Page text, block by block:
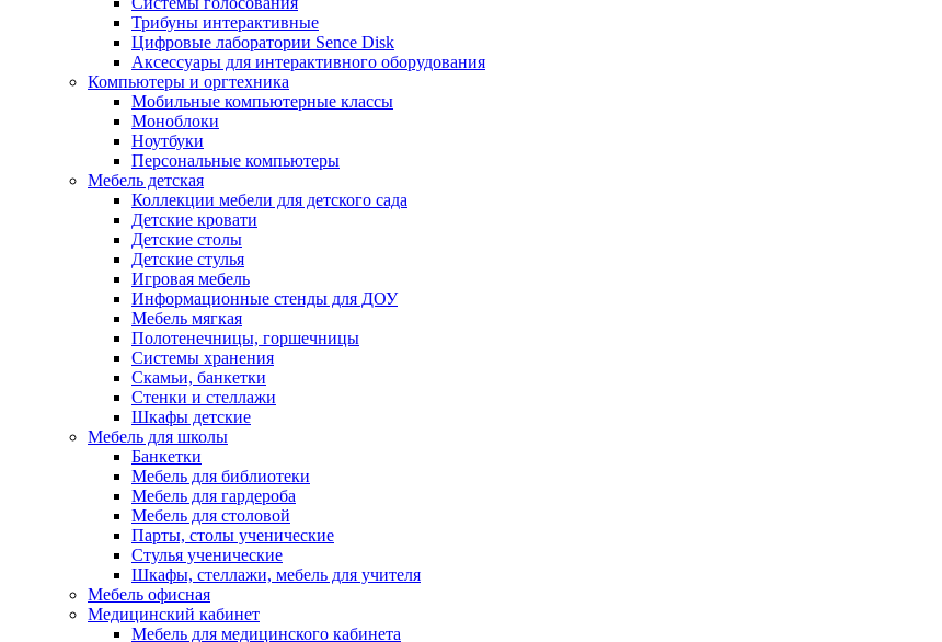
Трибуны интерактивные
Цифровые лаборатории Sence Disk
Аксессуары для интерактивного оборудования
Компьютеры и оргтехника
Мобильные компьютерные классы
Моноблоки
Ноутбуки
Персональные компьютеры
Мебель детская
Коллекции мебели для детского сада
Детские кровати
Детские столы
Детские стулья
Игровая мебель
Информационные стенды для ДОУ
Мебель мягкая
Полотенечницы, горшечницы
Системы хранения
Скамьи, банкетки
Стенки и стеллажи
Шкафы детские
Мебель для школы
Банкетки
Мебель для библиотеки
Мебель для гардероба
Мебель для столовой
Парты, столы ученические
Стулья ученические
Шкафы, стеллажи, мебель для учителя
Мебель офисная
Медицинский кабинет
Мебель для медицинского кабинета